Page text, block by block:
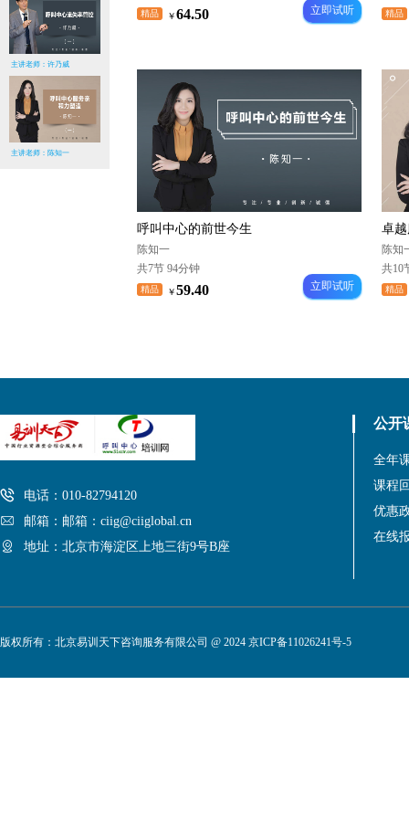
主讲老师：许乃威
主讲老师：陈知一
精品 ￥64.50 立即试听 精品
呼叫中心的前世今生
陈知一
共7节 94分钟
精品 ￥59.40 立即试听
卓
陈知
共10
精品
电话：010-82794120
邮箱：邮箱：ciig@ciiglobal.cn
地址：北京市海淀区上地三街9号B座
公开
全年
课程
优惠
在线
版权所有：北京易训天下咨询服务有限公司 @ 2024 京ICP备11026241号-5